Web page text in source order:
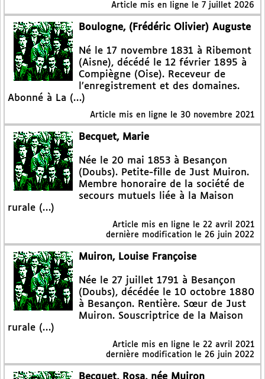
Article mis en ligne le 7 juillet 2026
Boulogne, (Frédéric Olivier) Auguste
Né le 17 novembre 1831 à Ribemont
(Aisne), décédé le 12 février 1895 à
Compiègne (Oise). Receveur de
l’enregistrement et des domaines.
Abonné à La (…)
Article mis en ligne le 30 novembre 2021
Becquet, Marie
Née le 20 mai 1853 à Besançon
(Doubs). Petite-fille de Just Muiron.
Membre honoraire de la société de
secours mutuels liée à la Maison
rurale (…)
Article mis en ligne le 22 avril 2021
dernière modification le 26 juin 2022
Muiron, Louise Françoise
Née le 27 juillet 1791 à Besançon
(Doubs), décédée le 10 octobre 1880
à Besançon. Rentière. Sœur de Just
Muiron. Souscriptrice de la Maison
rurale (…)
Article mis en ligne le 22 avril 2021
dernière modification le 26 juin 2022
Becquet, Rosa, née Muiron